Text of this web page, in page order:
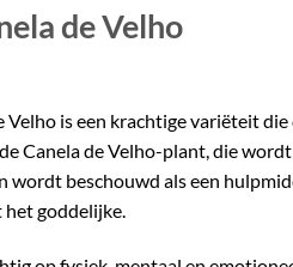
de Velho
Velho is een krachtige variëteit
Canela de Velho-plant, die
wordt beschouwd als een
goddelijke.